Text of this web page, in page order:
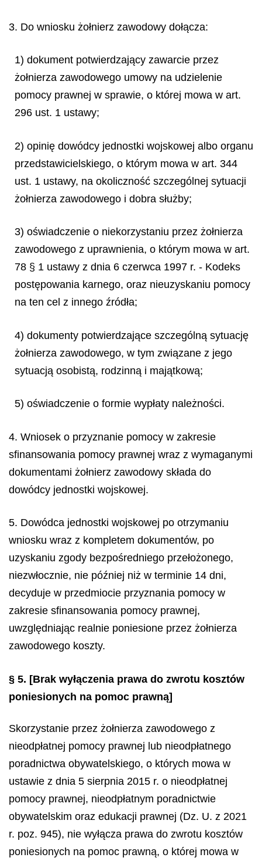
3. Do wniosku żołnierz zawodowy dołącza:
1) dokument potwierdzający zawarcie przez
żołnierza zawodowego umowy na udzielenie
pomocy prawnej w sprawie, o której mowa w art.
296 ust. 1 ustawy;
2) opinię dowódcy jednostki wojskowej albo organu
przedstawicielskiego, o którym mowa w art. 344
ust. 1 ustawy, na okoliczność szczególnej sytuacji
żołnierza zawodowego i dobra służby;
3) oświadczenie o niekorzystaniu przez żołnierza
zawodowego z uprawnienia, o którym mowa w art.
78 § 1 ustawy z dnia 6 czerwca 1997 r. - Kodeks
postępowania karnego, oraz nieuzyskaniu pomocy
na ten cel z innego źródła;
4) dokumenty potwierdzające szczególną sytuację
żołnierza zawodowego, w tym związane z jego
sytuacją osobistą, rodzinną i majątkową;
5) oświadczenie o formie wypłaty należności.
4. Wniosek o przyznanie pomocy w zakresie
sfinansowania pomocy prawnej wraz z wymaganymi
dokumentami żołnierz zawodowy składa do
dowódcy jednostki wojskowej.
5. Dowódca jednostki wojskowej po otrzymaniu
wniosku wraz z kompletem dokumentów, po
uzyskaniu zgody bezpośredniego przełożonego,
niezwłocznie, nie później niż w terminie 14 dni,
decyduje w przedmiocie przyznania pomocy w
zakresie sfinansowania pomocy prawnej,
uwzględniając realnie poniesione przez żołnierza
zawodowego koszty.
§ 5. [Brak wyłączenia prawa do zwrotu kosztów
poniesionych na pomoc prawną]
Skorzystanie przez żołnierza zawodowego z
nieodpłatnej pomocy prawnej lub nieodpłatnego
poradnictwa obywatelskiego, o których mowa w
ustawie z dnia 5 sierpnia 2015 r. o nieodpłatnej
pomocy prawnej, nieodpłatnym poradnictwie
obywatelskim oraz edukacji prawnej (Dz. U. z 2021
r. poz. 945), nie wyłącza prawa do zwrotu kosztów
poniesionych na pomoc prawną, o której mowa w